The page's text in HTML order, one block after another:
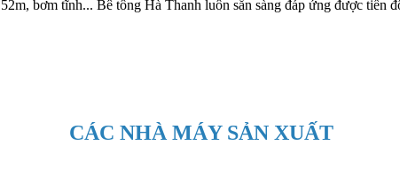
bơm tĩnh... Bê tông Hà Thanh luôn sẵn sàng đáp ứng được tiến
CÁC NHÀ MÁY SẢN XUẤT